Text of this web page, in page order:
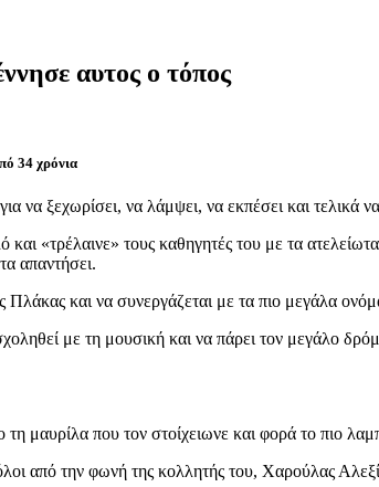
αυτος ο τόπος
34 χρόνια
ξεχωρίσει, να λάμψει, να εκπέσει και τελικά
«τρέλαινε» τους καθηγητές του με τα
απαντήσει.
και να συνεργάζεται με τα πιο μεγάλα
με τη μουσική και να πάρει τον μεγάλο
μαυρίλα που τον στοίχειωνε και φορά το πιο
από την φωνή της κολλητής του, Χαρούλας